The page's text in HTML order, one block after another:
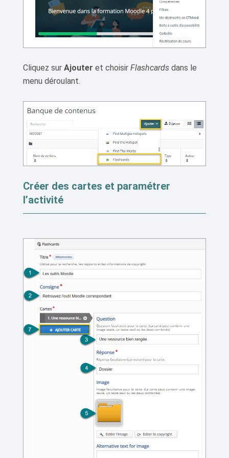
Cliquez sur Ajouter et choisir Flashcards dans le
menu déroulant.
Créer des cartes et paramétrer
l’activité